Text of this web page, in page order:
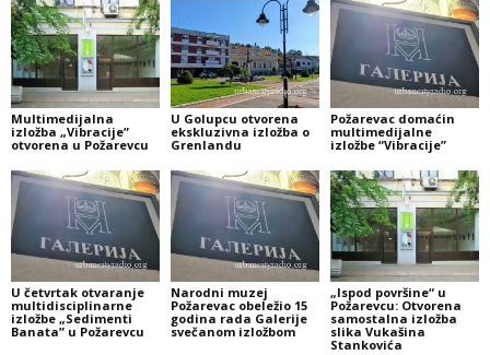
Multimedijalna
izložba „Vibracije”
otvorena u Požarevcu
U Golupcu otvorena
ekskluzivna izložba o
Grenlandu
Požarevac domaćin
multimedijalne
izložbe “Vibracije”
U četvrtak otvaranje
multidisciplinarne
izložbe „Sedimenti
Banata” u Požarevcu
Narodni muzej
Požarevac obeležio 15
godina rada Galerije
svečanom izložbom
„Ispod površine“ u
Požarevcu: Otvorena
samostalna izložba
slika Vukašina
Stankovića